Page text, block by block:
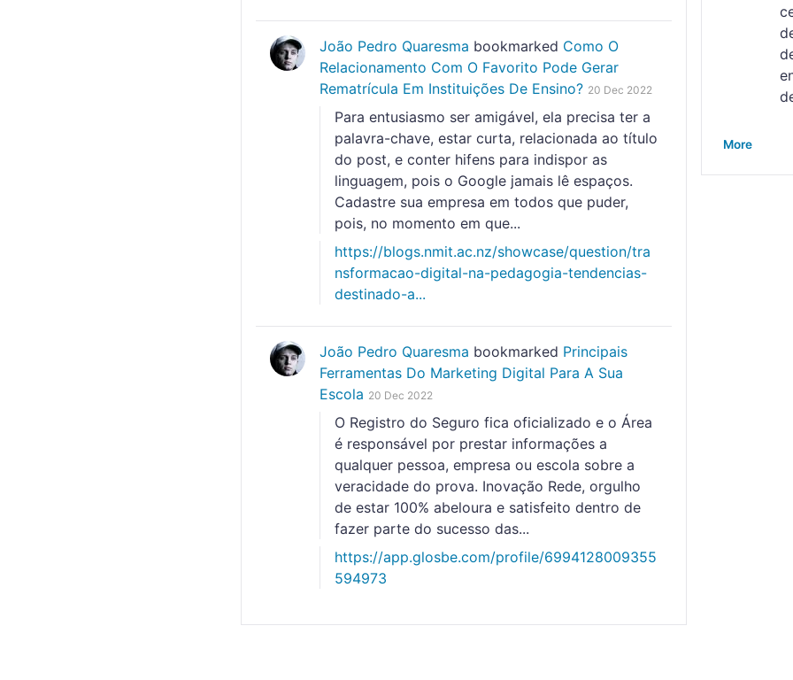
More
João Pedro Quaresma bookmarked Como O
Relacionamento Com O Favorito Pode Gerar
Rematrícula Em Instituições De Ensino? 20 Dec 2022
Para entusiasmo ser amigável, ela precisa ter a
palavra-chave, estar curta, relacionada ao título
do post, e conter hifens para indispor as
linguagem, pois o Google jamais lê espaços.
Cadastre sua empresa em todos que puder,
pois, no momento em que...
https://blogs.nmit.ac.nz/showcase/question/tra
nsformacao-digital-na-pedagogia-tendencias-
destinado-a...
João Pedro Quaresma bookmarked Principais
Ferramentas Do Marketing Digital Para A Sua
Escola 20 Dec 2022
O Registro do Seguro fica oficializado e o Área
é responsável por prestar informações a
qualquer pessoa, empresa ou escola sobre a
veracidade do prova. Inovação Rede, orgulho
de estar 100% abeloura e satisfeito dentro de
fazer parte do sucesso das...
https://app.glosbe.com/profile/6994128009355
594973